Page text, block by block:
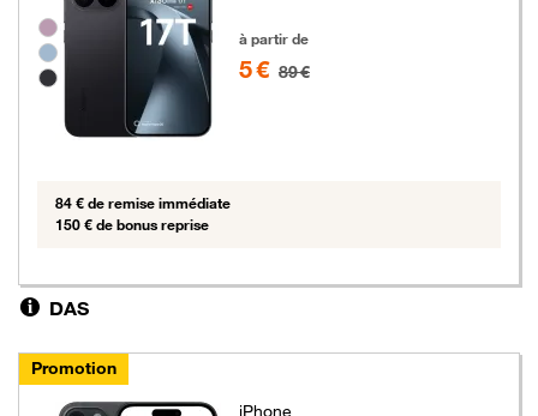
Groupe de couleurs disponibles non sélectionnables
à partir de
5 € 89 €
84 € de remise immédiate
150 € de bonus reprise
DAS
Promotion
iPhone